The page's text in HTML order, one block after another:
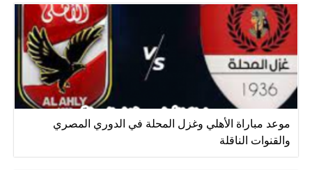
موعد مباراة الأهلي وغزل المحلة في الدوري المصري
والقنوات الناقلة